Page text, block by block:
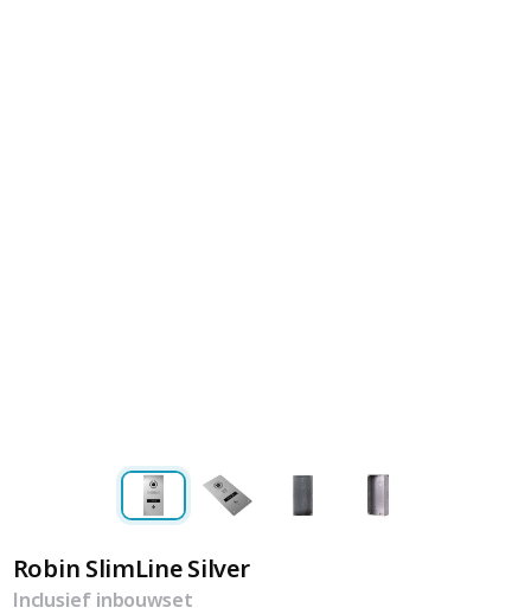
Robin SlimLine Silver
Inclusief inbouwset